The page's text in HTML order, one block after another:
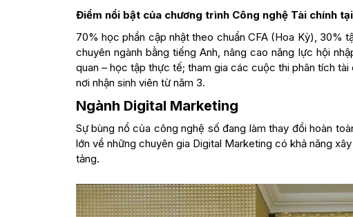
Điểm nổi bật của chương trình Công nghệ Tài chính tại
70% học phần cập nhật theo chuẩn CFA (Hoa Kỳ), 30%
chuyên ngành bằng tiếng Anh, nâng cao năng lực hội
quan – học tập thực tế; tham gia các cuộc thi phân tích
nơi nhận sinh viên từ năm 3.
Ngành Digital Marketing
Sự bùng nổ của công nghệ số đang làm thay đổi hoàn
lớn về những chuyên gia Digital Marketing có khả năng
tảng.